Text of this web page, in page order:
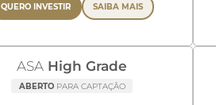
QUERO INVESTIR SAIBA MAIS
ASA High Grade
ABERTOPARA CAPTAÇÃO